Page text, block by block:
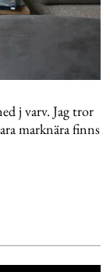
j varv. Jag tror
marknära finns